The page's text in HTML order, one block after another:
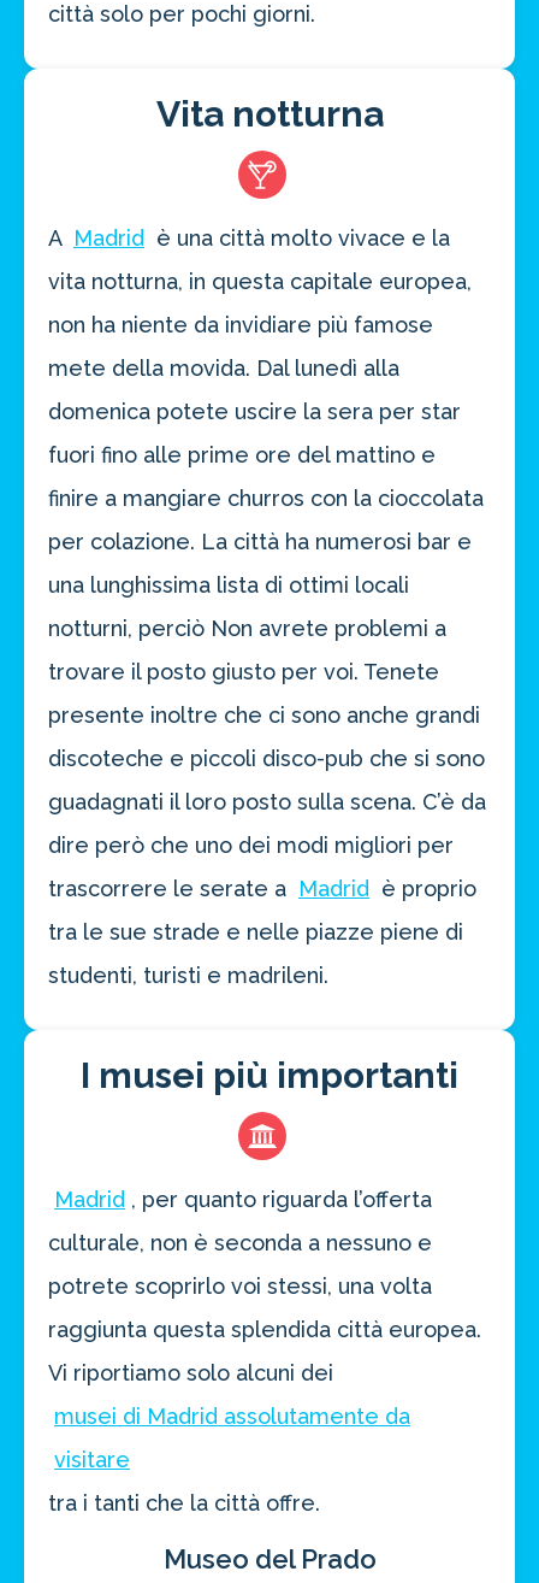
città solo per pochi giorni.
Vita notturna
A Madrid
è una città molto vivace e la
vita notturna, in questa capitale europea,
non ha niente da invidiare più famose
mete della movida. Dal lunedì alla
domenica potete uscire la sera per star
fuori fino alle prime ore del mattino e
finire a mangiare churros con la cioccolata
per colazione. La città ha numerosi bar e
una lunghissima lista di ottimi locali
notturni, perciò Non avrete problemi a
trovare il posto giusto per voi. Tenete
presente inoltre che ci sono anche grandi
discoteche e piccoli disco-pub che si sono
guadagnati il loro posto sulla scena. C’è da
dire però che uno dei modi migliori per
trascorrere le serate a Madrid
è proprio
tra le sue strade e nelle piazze piene di
studenti, turisti e madrileni.
I musei più importanti
Madrid , per quanto riguarda l’offerta
culturale, non è seconda a nessuno e
potrete scoprirlo voi stessi, una volta
raggiunta questa splendida città europea.
Vi riportiamo solo alcuni dei
musei di Madrid assolutamente da
visitare
tra i tanti che la città offre.
Museo del Prado